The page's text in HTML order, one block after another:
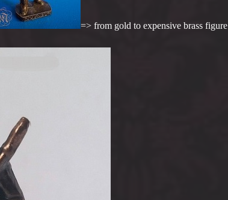
=> from gold to expensive brass figure